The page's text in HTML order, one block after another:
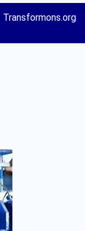
Transformons.org